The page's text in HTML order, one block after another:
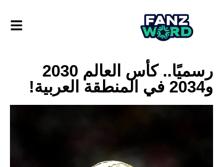
رسميًا.. كأس العالم 2030
و2034 في المنطقة العربية!